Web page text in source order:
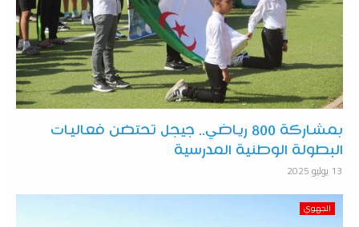
بمشاركة 800 رياضي‎.. جيجل تحتضن فعاليات
البطولة الوطنية المدرسية
13 يوليو 2025
الجهوي